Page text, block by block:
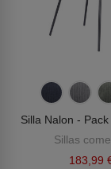
Silla Nalon - Pack
Sillas
183,99